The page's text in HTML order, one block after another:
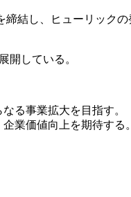
結し、ヒューリック
開している。
る事業拡大を目指す。
業価値向上を期待する。